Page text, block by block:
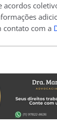
acordos
contato com a